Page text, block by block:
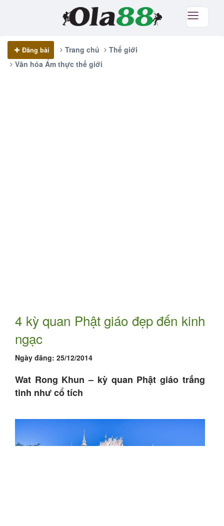
Đăng bài Trang chủ
Thế giới
Văn hóa Ẩm thực thế giới
4 kỳ quan Phật giáo đẹp đến kinh
ngạc
Ngày đăng: 25/12/2014
Wat Rong Khun – kỳ quan Phật giáo trắng
tinh như cổ tích